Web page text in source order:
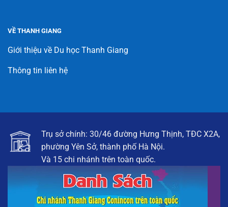
VỀ THANH GIANG
Giới thiệu về Du học Thanh Giang
Thông tin liên hệ
Trụ sở chính: 30/46 đường Hưng Thịnh, TĐC X2A,
phường Yên Sở, thành phố Hà Nội.
Và 15 chi nhánh trên toàn quốc.